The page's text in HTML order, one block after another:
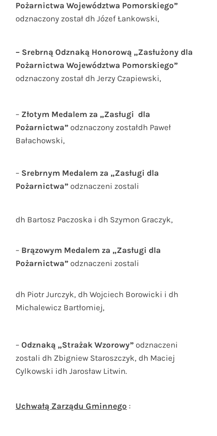
Pożarnictwa Województwa Pomorskiego”
odznaczony został dh Józef Łankowski,
– Srebrną Odznaką Honorową „Zasłużony dla
Pożarnictwa Województwa Pomorskiego”
odznaczony został dh Jerzy Czapiewski,
– Złotym Medalem za „Zasługi dla
Pożarnictwa” odznaczony zostałdh Paweł
Bałachowski,
– Srebrnym Medalem za „Zasługi dla
Pożarnictwa” odznaczeni zostali
dh Bartosz Paczoska i dh Szymon Graczyk,
– Brązowym Medalem za „Zasługi dla
Pożarnictwa” odznaczeni zostali
dh Piotr Jurczyk, dh Wojciech Borowicki i dh
Michalewicz Bartłomiej,
– Odznaką „Strażak Wzorowy” odznaczeni
zostali dh Zbigniew Staroszczyk, dh Maciej
Cylkowski idh Jarosław Litwin.
Uchwałą Zarządu Gminnego :